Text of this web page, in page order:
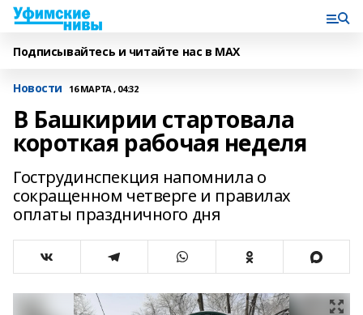
Подписывайтесь и читайте нас в MAX
Новости 16 МАРТА , 04:32
В Башкирии стартовала
короткая рабочая неделя
Гострудинспекция напомнила о
сокращенном четверге и правилах
оплаты праздничного дня